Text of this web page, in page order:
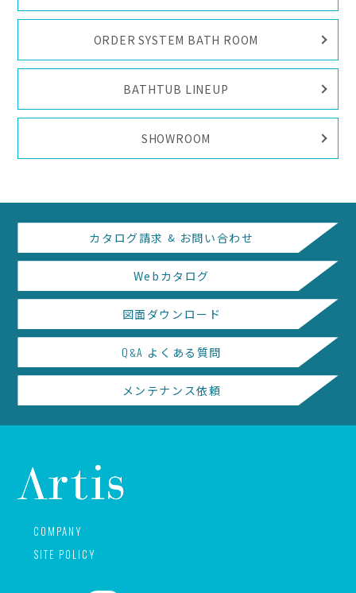
ORDER SYSTEM BATH ROOM
BATHTUB LINEUP
SHOWROOM
カタログ請求 & お問い合わせ
Webカタログ
図面ダウンロード
Q &A よくある質問
メンテナンス依頼
COMPANY
SITE POLICY